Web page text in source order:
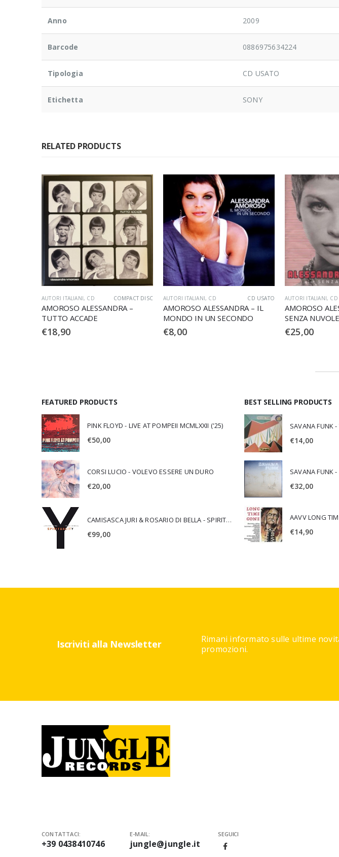
Anno 2009
Barcode 0886975634224
Tipologia CD USATO
Etichetta SONY
RELATED PRODUCTS
COMPACT DISC
AUTORI ITALIANI, CD
AMOROSO ALESSANDRA –
TUTTO ACCADE
€18,90
CD USATO
AUTORI ITALIANI, CD
AMOROSO ALESSANDRA – IL
MONDO IN UN SECONDO
€8,00
AUTORI ITALIANI, CD
AMOROSO
SENZA
€25,00
FEATURED PRODUCTS
PINK FLOYD - LIVE AT POMPEII MCMLXXII ('25)
€50,00
CORSI LUCIO - VOLEVO ESSERE UN DURO
€20,00
CAMISASCA JURI & ROSARIO DI BELLA - SPIRITUALITY
€99,00
BEST SELLING PRODUCTS
SAVANA FUNK
€14,00
SAVANA FUNK
€32,00
€14,90
Iscriviti alla Newsletter
Rimani informato sulle ultime
promozioni.
CONTATTACI:
+39 0438410746
E-MAIL:
jungle@jungle.it
SEGUICI